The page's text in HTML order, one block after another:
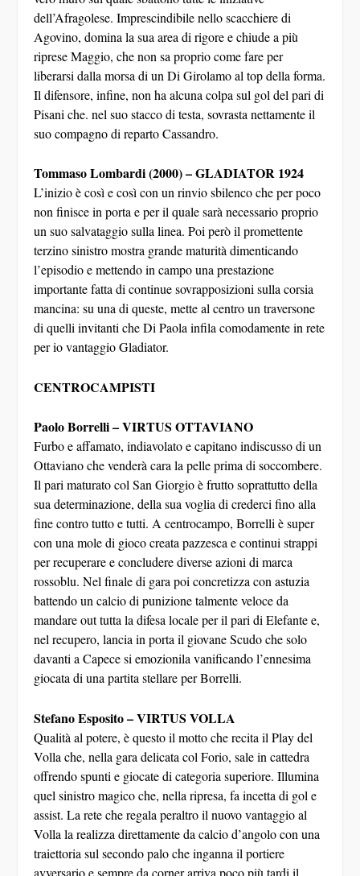
dell’Afragolese. Imprescindibile nello scacchiere di
Agovino, domina la sua area di rigore e chiude a più
riprese Maggio, che non sa proprio come fare per
liberarsi dalla morsa di un Di Girolamo al top della forma.
Il difensore, infine, non ha alcuna colpa sul gol del pari di
Pisani che. nel suo stacco di testa, sovrasta nettamente il
suo compagno di reparto Cassandro.
Tommaso Lombardi (2000) – GLADIATOR 1924
L’inizio è così e così con un rinvio sbilenco che per poco
non finisce in porta e per il quale sarà necessario proprio
un suo salvataggio sulla linea. Poi però il promettente
terzino sinistro mostra grande maturità dimenticando
l’episodio e mettendo in campo una prestazione
importante fatta di continue sovrapposizioni sulla corsia
mancina: su una di queste, mette al centro un traversone
di quelli invitanti che Di Paola infila comodamente in rete
per io vantaggio Gladiator.
CENTROCAMPISTI
Paolo Borrelli – VIRTUS OTTAVIANO
Furbo e affamato, indiavolato e capitano indiscusso di un
Ottaviano che venderà cara la pelle prima di soccombere.
Il pari maturato col San Giorgio è frutto soprattutto della
sua determinazione, della sua voglia di crederci fino alla
fine contro tutto e tutti. A centrocampo, Borrelli è super
con una mole di gioco creata pazzesca e continui strappi
per recuperare e concludere diverse azioni di marca
rossoblu. Nel finale di gara poi concretizza con astuzia
battendo un calcio di punizione talmente veloce da
mandare out tutta la difesa locale per il pari di Elefante e,
nel recupero, lancia in porta il giovane Scudo che solo
davanti a Capece si emozionila vanificando l’ennesima
giocata di una partita stellare per Borrelli.
Stefano Esposito – VIRTUS VOLLA
Qualità al potere, è questo il motto che recita il Play del
Volla che, nella gara delicata col Forio, sale in cattedra
offrendo spunti e giocate di categoria superiore. Illumina
quel sinistro magico che, nella ripresa, fa incetta di gol e
assist. La rete che regala peraltro il nuovo vantaggio al
Volla la realizza direttamente da calcio d’angolo con una
traiettoria sul secondo palo che inganna il portiere
avversario e sempre da corner arriva poco più tardi il